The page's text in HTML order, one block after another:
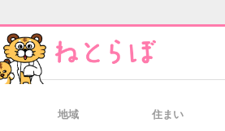
地域 住まい